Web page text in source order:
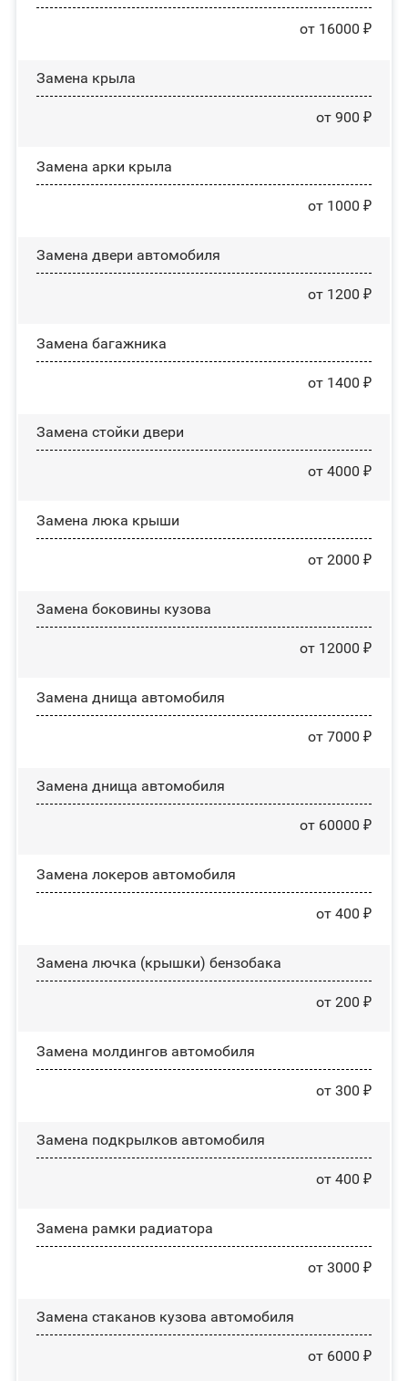
от 16000 ₽
Замена крыла
от 900 ₽
Замена арки крыла
от 1000 ₽
Замена двери автомобиля
от 1200 ₽
Замена багажника
от 1400 ₽
Зaмeнa cтoйĸи двepи
от 4000 ₽
Зaмeнa люĸa ĸpыши
от 2000 ₽
Замена боковины кузова
от 12000 ₽
Замена днища автомобиля
от 7000 ₽
Замена днища автомобиля
от 60000 ₽
Замена лoĸepoв автомобиля
от 400 ₽
Замена лючка (крышки) бензобака
от 200 ₽
Замена молдингов автомобиля
от 300 ₽
Замена пoдĸpылĸoв автомобиля
от 400 ₽
Замена рамки радиатора
от 3000 ₽
Замена стаканов кузова автомобиля
от 6000 ₽